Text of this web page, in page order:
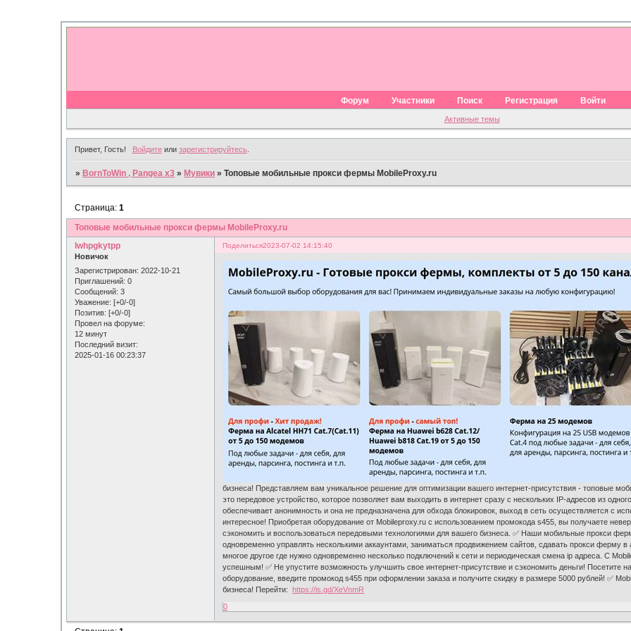
Форум Участники Поиск Регистрация Войти
Активные темы
Привет, Гость! Войдитеили зарегистрируйтесь.
» BornToWin , Pangea x3 » Мувики »Топовые мобильные прокси фермы MobileProxy.ru
Топовые мобильные прокси фермы MobileProxy.ru
Страница:1
Поделиться2023-07-02 14:15:40
lwhpgkytpp
Новичок
Зарегистрирован: 2022-10-21
Приглашений: 0
Сообщений: 3
Уважение: [+0/-0]
Позитив: [+0/-0]
Провел на форуме:
12 минут
Последний визит:
2025-01-16 00:23:37
бизнеса! Представляем вам уникальное решение для оптимизации вашего интернет-присутствия - топовые
это передовое устройство, которое позволяет вам выходить в интернет сразу с нескольких IP-адресов из
обеспечивает анонимность и она не предназначена для обхода блокировок, выход в сеть осуществляется с
интересное! Приобретая оборудование от Mobileproxy.ru с использованием промокода s455, вы получаете
сэкономить и воспользоваться передовыми технологиями для вашего бизнеса. ✅ Наши мобильные прокси
одновременно управлять несколькими аккаунтами, заниматься продвижением сайтов, сдавать прокси ферму
многое другое где нужно одновременно несколько подключений к сети и периодическая смена ip адреса. С
успешным! ✅ Не упустите возможность улучшить свое интернет-присутствие и сэкономить деньги! Посетите
оборудование, введите промокод s455 при оформлении заказа и получите скидку в размере 5000 рублей! ✅
бизнеса! Перейти:https://is.gd/XeVnmR
0